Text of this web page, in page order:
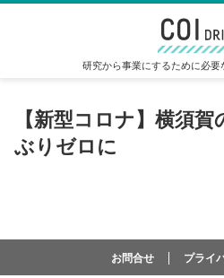
研究から事業にするために必要
【新型コロナ】横須賀
ぶりゼロに
お問合せ プライ